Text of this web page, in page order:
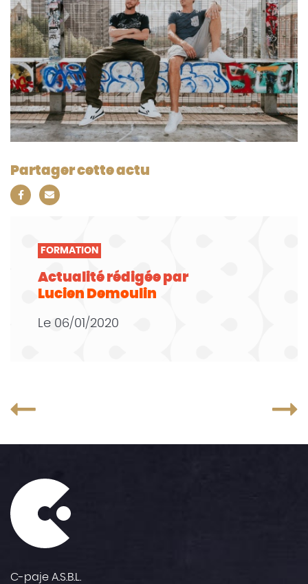
Partager cette actu
FORMATION
Actualité rédigée par
Lucien Demoulin
Le 06/01/2020
C-paje A.S.B.L.